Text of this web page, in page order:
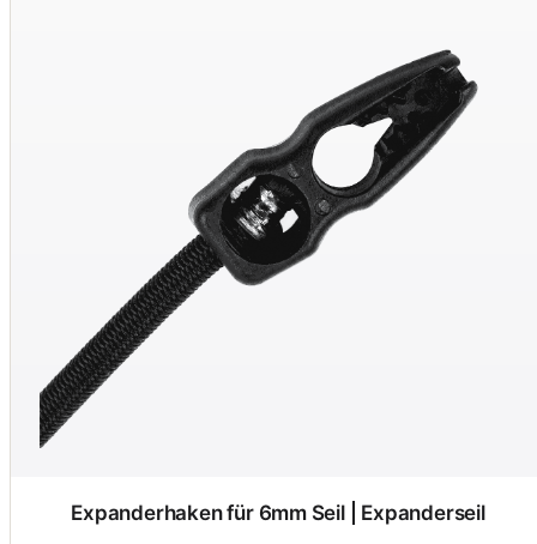
Expanderhaken für 6mm Seil | Expanderseil